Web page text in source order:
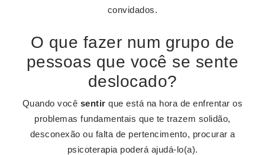
convidados.
O que fazer num grupo de
pessoas que você se sente
deslocado?
Quando você sentir que está na hora de enfrentar os
problemas fundamentais que te trazem solidão,
desconexão ou falta de pertencimento, procurar a
psicoterapia poderá ajudá-lo(a).